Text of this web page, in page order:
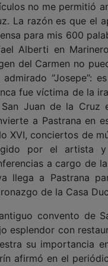
no me permitió
La razón es que el
para mis 600
Alberti en
del Carmen no
admirado “Josepe”:
fue víctima de la
Juan de la Cruz
a Pastrana en
XVI, conciertos de
por el artista y
a cargo de
llega a Pastrana
de la Casa
convento de
esplendor con
su importancia
afirmó en el